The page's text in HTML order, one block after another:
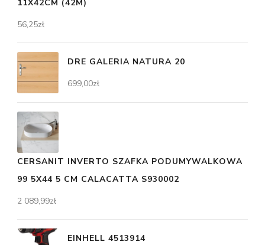
11X42CM (42M)
56,25zł
DRE GALERIA NATURA 20
699,00zł
CERSANIT INVERTO SZAFKA PODUMYWALKOWA
99 5X44 5 CM CALACATTA S930002
2 089,99zł
EINHELL 4513914